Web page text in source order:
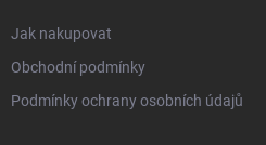
Jak nakupovat
Obchodní podmínky
Podmínky ochrany osobních údajů